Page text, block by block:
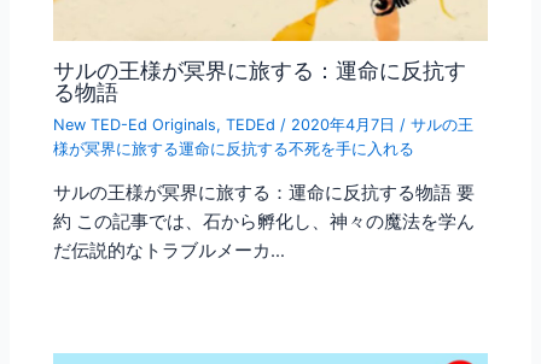
サルの王様が冥界に旅する：運命に反抗す
る物語
New TED-Ed Originals,TEDEd / 2020年4月7日 /サルの王
様が冥界に旅する運命に反抗する不死を手に入れる
サルの王様が冥界に旅する：運命に反抗する物語 要
約 この記事では、石から孵化し、神々の魔法を学ん
だ伝説的なトラブルメーカ…